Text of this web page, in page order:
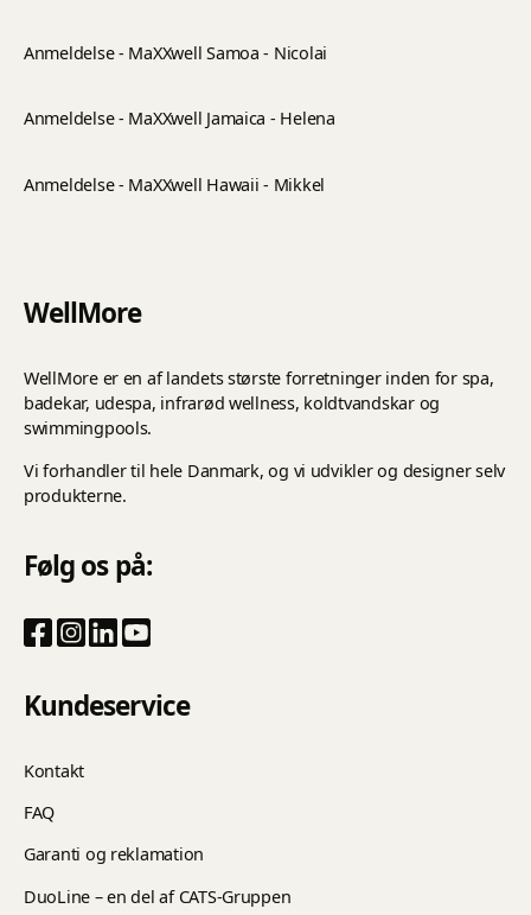
Anmeldelse - MaXXwell Samoa - Nicolai
Anmeldelse - MaXXwell Jamaica - Helena
Anmeldelse - MaXXwell Hawaii - Mikkel
WellMore
WellMore er en af landets største forretninger inden for spa,
badekar, udespa, infrarød wellness, koldtvandskar og
swimmingpools.
Vi forhandler til hele Danmark, og vi udvikler og designer selv
produkterne.
Følg os på:
Kundeservice
Kontakt
FAQ
Garanti og reklamation
DuoLine – en del af CATS-Gruppen